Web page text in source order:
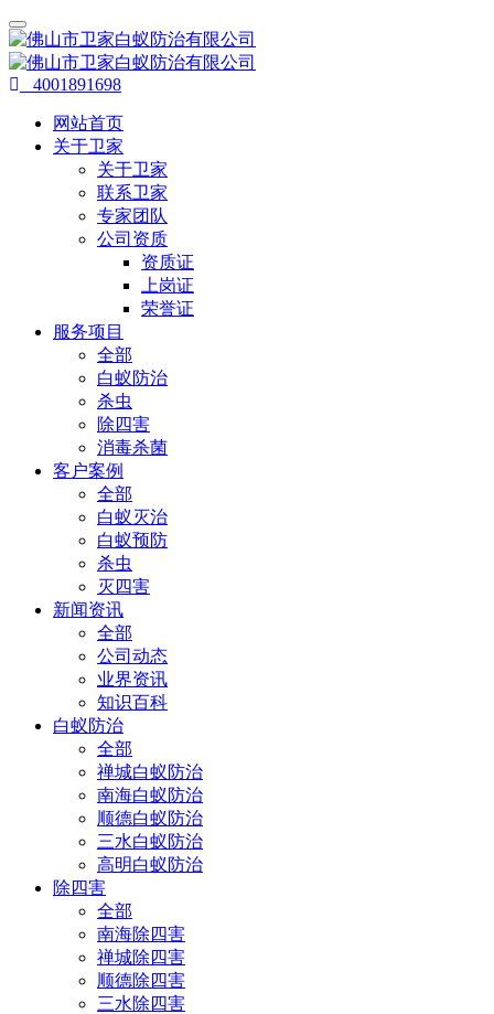
4001891698
网站首页
关于卫家
关于卫家
联系卫家
专家团队
公司资质
资质证
上岗证
荣誉证
服务项目
全部
白蚁防治
杀虫
除四害
消毒杀菌
客户案例
全部
白蚁灭治
白蚁预防
杀虫
灭四害
新闻资讯
全部
公司动态
业界资讯
知识百科
白蚁防治
全部
禅城白蚁防治
南海白蚁防治
顺德白蚁防治
三水白蚁防治
高明白蚁防治
除四害
全部
南海除四害
禅城除四害
顺德除四害
三水除四害